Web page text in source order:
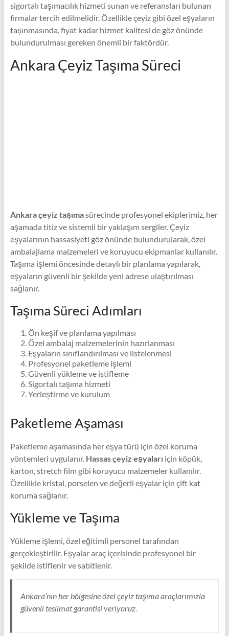
sigortalı taşımacılık hizmeti sunan ve referansları bulunan
firmalar tercih edilmelidir. Özellikle çeyiz gibi özel eşyaların
taşınmasında, fiyat kadar hizmet kalitesi de göz önünde
bulundurulması gereken önemli bir faktördür.
Ankara Çeyiz Taşıma Süreci
Ankara çeyiz taşımasürecinde profesyonel ekiplerimiz, her
aşamada titiz ve sistemli bir yaklaşım sergiler. Çeyiz
eşyalarının hassasiyeti göz önünde bulundurularak, özel
ambalajlama malzemeleri ve koruyucu ekipmanlar kullanılır.
Taşıma işlemi öncesinde detaylı bir planlama yapılarak,
eşyaların güvenli bir şekilde yeni adrese ulaştırılması
sağlanır.
Taşıma Süreci Adımları
Ön keşif ve planlama yapılması
Özel ambalaj malzemelerinin hazırlanması
Eşyaların sınıflandırılması ve listelenmesi
Profesyonel paketleme işlemi
Güvenli yükleme ve istifleme
Sigortalı taşıma hizmeti
Yerleştirme ve kurulum
Paketleme Aşaması
Paketleme aşamasında her eşya türü için özel koruma
yöntemleri uygulanır. Hassas çeyiz eşyalarıiçin köpük,
karton, stretch film gibi koruyucu malzemeler kullanılır.
Özellikle kristal, porselen ve değerli eşyalar için çift kat
koruma sağlanır.
Yükleme ve Taşıma
Yükleme işlemi, özel eğitimli personel tarafından
gerçekleştirilir. Eşyalar araç içerisinde profesyonel bir
şekilde istiflenir ve sabitlenir.
Ankara’nın her bölgesine özel çeyiz taşıma araçlarımızla
güvenli teslimat garantisi veriyoruz.